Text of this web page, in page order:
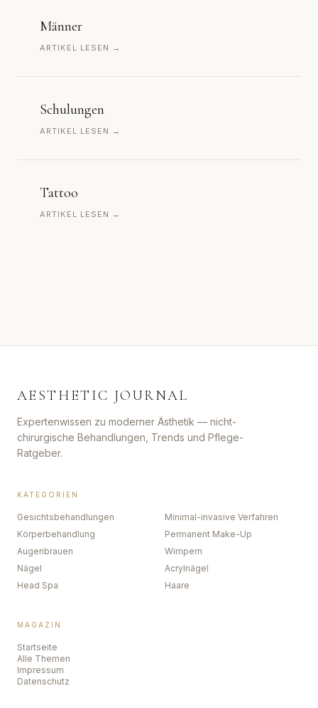
Männer
ARTIKEL LESEN →
Schulungen
ARTIKEL LESEN →
Tattoo
ARTIKEL LESEN →
AESTHETIC JOURNAL
Expertenwissen zu moderner Ästhetik — nicht-
chirurgische Behandlungen, Trends und Pflege-
Ratgeber.
KATEGORIEN
Gesichtsbehandlungen
Minimal-invasive Verfahren
Körperbehandlung
Permanent Make-Up
Augenbrauen
Wimpern
Nägel
Acrylnägel
Head Spa
Haare
MAGAZIN
Startseite
Alle Themen
Impressum
Datenschutz